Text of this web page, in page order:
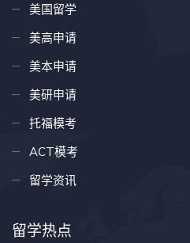
美国留学
美高申请
美本申请
美研申请
托福模考
ACT模考
留学资讯
留学热点